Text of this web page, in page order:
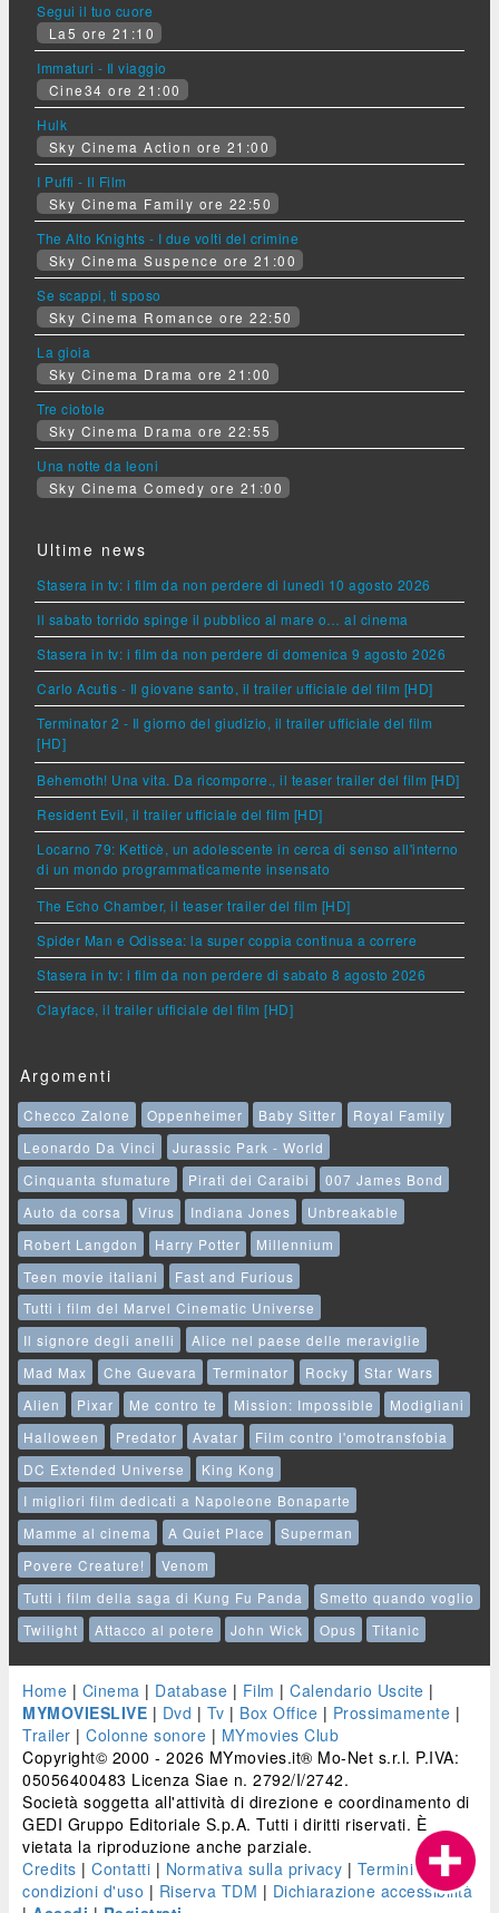
Segui il tuo cuore
La5 ore 21:10
Immaturi - Il viaggio
Cine34 ore 21:00
Hulk
Sky Cinema Action ore 21:00
I Puffi - Il Film
Sky Cinema Family ore 22:50
The Alto Knights - I due volti del crimine
Sky Cinema Suspence ore 21:00
Se scappi, ti sposo
Sky Cinema Romance ore 22:50
La gioia
Sky Cinema Drama ore 21:00
Tre ciotole
Sky Cinema Drama ore 22:55
Una notte da leoni
Sky Cinema Comedy ore 21:00
Ultime news
Stasera in tv: i film da non perdere di lunedì 10 agosto 2026
Il sabato torrido spinge il pubblico al mare o… al cinema
Stasera in tv: i film da non perdere di domenica 9 agosto 2026
Carlo Acutis - Il giovane santo, il trailer ufficiale del film [HD]
Terminator 2 - Il giorno del giudizio, il trailer ufficiale del film
[HD]
Behemoth! Una vita. Da ricomporre., il teaser trailer del film [HD]
Resident Evil, il trailer ufficiale del film [HD]
Locarno 79: Ketticè, un adolescente in cerca di senso all'interno
di un mondo programmaticamente insensato
The Echo Chamber, il teaser trailer del film [HD]
Spider Man e Odissea: la super coppia continua a correre
Stasera in tv: i film da non perdere di sabato 8 agosto 2026
Clayface, il trailer ufficiale del film [HD]
Argomenti
Checco Zalone Oppenheimer Baby Sitter
Royal Family
Leonardo Da Vinci
Jurassic Park - World
Cinquanta sfumature
Pirati dei Caraibi
007 James Bond
Auto da corsa
Virus Indiana Jones
Unbreakable
Robert Langdon
Harry Potter
Millennium
Teen movie italiani
Fast and Furious
Tutti i film del Marvel Cinematic Universe
Il signore degli anelli
Alice nel paese delle meraviglie
Mad Max
Che Guevara Terminator Rocky
Star Wars
Alien
Pixar Me contro te Mission: Impossible
Modigliani
Halloween
Predator Avatar
Film contro l'omotransfobia
DC Extended Universe
King Kong
I migliori film dedicati a Napoleone Bonaparte
Mamme al cinema
A Quiet Place
Superman
Povere Creature!
Venom
Tutti i film della saga di Kung Fu Panda
Smetto quando voglio
Twilight
Attacco al potere John Wick Opus Titanic
Home | Cinema | Database | Film | Calendario Uscite |
MYMOVIESLIVE | Dvd | Tv | Box Office | Prossimamente |
Trailer | Colonne sonore | MYmovies Club
Copyright© 2000 - 2026 MYmovies.it® Mo-Net s.r.l. P.IVA:
05056400483 Licenza Siae n. 2792/I/2742.
Società soggetta all'attività di direzione e coordinamento di
GEDI Gruppo Editoriale S.p.A. Tutti i diritti riservati. È
vietata la riproduzione anche parziale.
Credits | Contatti | Normativa sulla privacy | Termini e
condizioni d'uso | Riserva TDM | Dichiarazione accessibilità